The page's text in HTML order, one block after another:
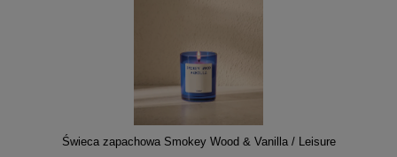
Świeca zapachowa Smokey Wood & Vanilla / Leisure